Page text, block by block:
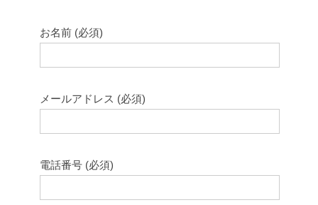
お名前 (必須)
メールアドレス (必須)
電話番号 (必須)